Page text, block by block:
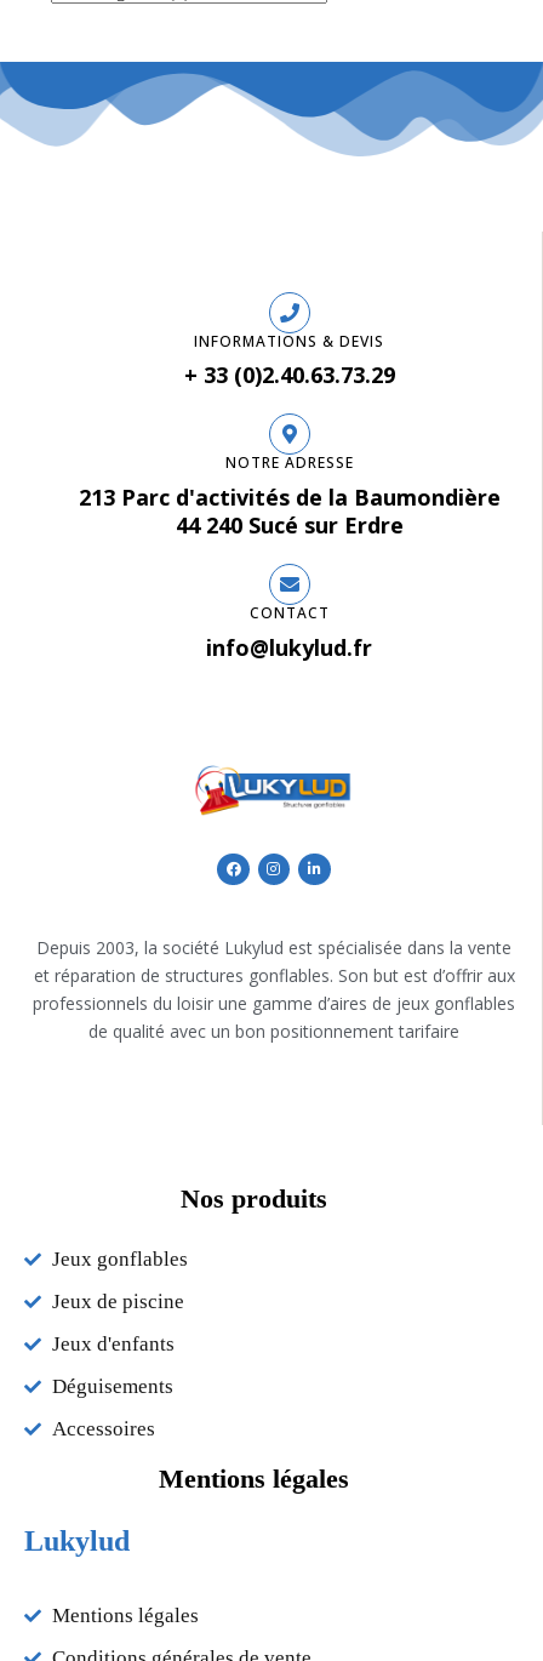
INFORMATIONS & DEVIS
+ 33 (0)2.40.63.73.29
NOTRE ADRESSE
213 Parc d'activités de la Baumondière
44 240 Sucé sur Erdre
CONTACT
info@lukylud.fr
Depuis 2003, la société Lukylud est spécialisée dans la vente
et réparation de structures gonflables. Son but est d’offrir aux
professionnels du loisir une gamme d’aires de jeux gonflables
de qualité avec un bon positionnement tarifaire
Nos produits
Jeux gonflables
Jeux de piscine
Jeux d'enfants
Déguisements
Accessoires
Mentions légales
Lukylud
Mentions légales